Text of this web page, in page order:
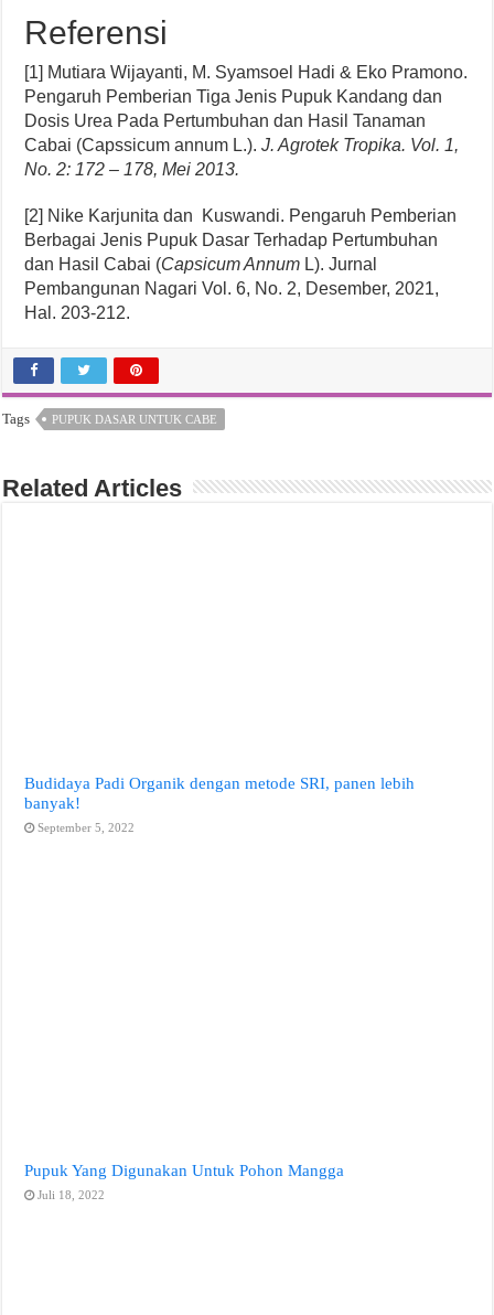
Referensi
[1] Mutiara Wijayanti, M. Syamsoel Hadi & Eko Pramono.
Pengaruh Pemberian Tiga Jenis Pupuk Kandang dan
Dosis Urea Pada Pertumbuhan dan Hasil Tanaman
Cabai (Capssicum annum L.).J. Agrotek Tropika. Vol. 1,
No. 2: 172 – 178, Mei 2013.
[2] Nike Karjunita dan Kuswandi. Pengaruh Pemberian
Berbagai Jenis Pupuk Dasar Terhadap Pertumbuhan
dan Hasil Cabai (Capsicum Annum L). Jurnal
Pembangunan Nagari Vol. 6, No. 2, Desember, 2021,
Hal. 203-212.
Tags PUPUK DASAR UNTUK CABE
Related Articles
Budidaya Padi Organik dengan metode SRI, panen lebih
banyak!
September 5, 2022
Pupuk Yang Digunakan Untuk Pohon Mangga
Juli 18, 2022